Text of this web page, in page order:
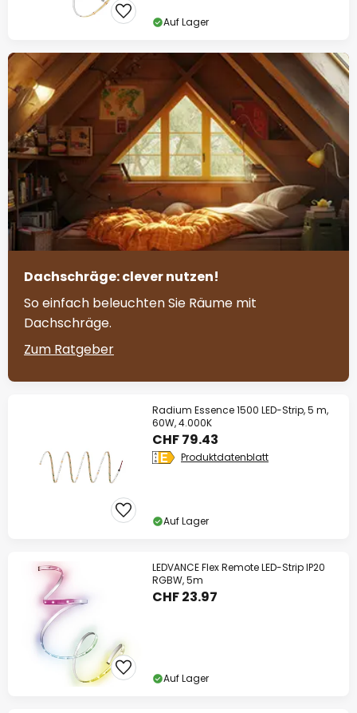
Auf Lager
Dachschräge: clever nutzen!
So einfach beleuchten Sie Räume mit
Dachschräge.
Zum Ratgeber
Radium Essence 1500 LED-Strip, 5 m,
60W, 4.000K
CHF 79.43
Produktdatenblatt
Auf Lager
LEDVANCE Flex Remote LED-Strip IP20
RGBW, 5m
CHF 23.97
Auf Lager